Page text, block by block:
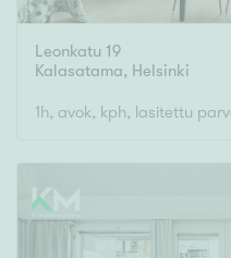
Leonkatu 19
Kalasatama, Helsinki
1h, avok, kph, lasitettu